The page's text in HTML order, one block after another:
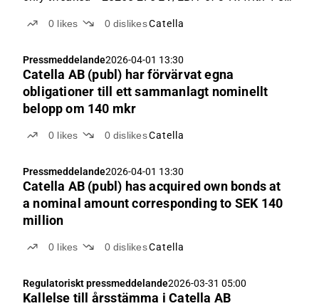
activity For the Q1’26 report due 8 May, we expect
0 likes 0 dislikesCatella
Pressmeddelande2026-04-01 13:30
Catella AB (publ) har förvärvat egna
obligationer till ett sammanlagt nominellt
belopp om 140 mkr
0 likes 0 dislikesCatella
Pressmeddelande2026-04-01 13:30
Catella AB (publ) has acquired own bonds at
a nominal amount corresponding to SEK 140
million
0 likes 0 dislikesCatella
Regulatoriskt pressmeddelande2026-03-31 05:00
Kallelse till årsstämma i Catella AB